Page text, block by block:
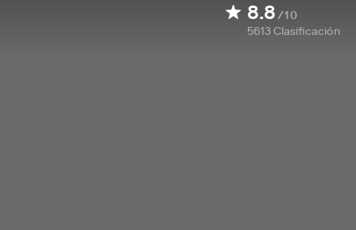
8.8/10
5613Clasificación